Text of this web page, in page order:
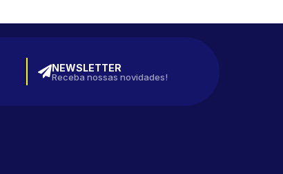
NEWSLETTER
Receba nossas novidades!